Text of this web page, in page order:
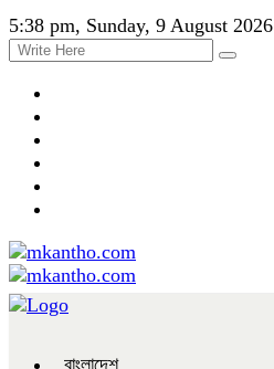
5:38 pm, Sunday, 9 August 2026
বাংলাদেশ